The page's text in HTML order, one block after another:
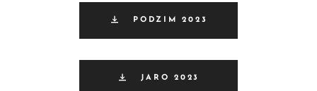
PODZIM 2023
JARO 2023